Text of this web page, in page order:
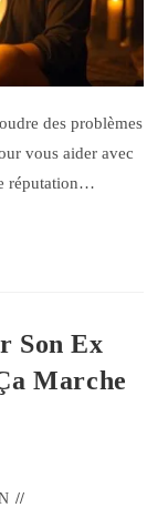
des problèmes
vous aider avec
réputation…
Son Ex
Marche